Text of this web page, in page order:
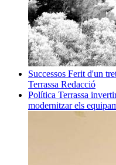
Successos Ferit d'un
Terrassa Redacció
Política Terrassa
modernitzar els